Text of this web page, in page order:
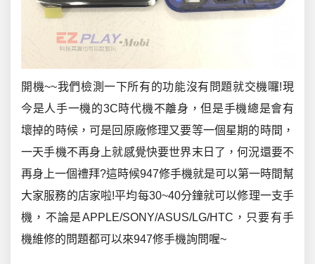
開機~~我們檢測一下所有的功能沒有問題就交機囉!現
今是人手一機的3C時代機不離身，但是手機總是會有
壞掉的時候，可是回原廠修理又要等一個星期的時間，
一天手機不再身上就感覺快要世界末日了，何況還要不
再身上一個禮拜?這時候947修手機就是可以第一時間幫
大家服務的店家啦!平均每30~40分鐘就可以修理一支手
機，不論是APPLE/SONY/ASUS/LG/HTC，只要有手
機維修的問題都可以來947修手機詢問喔~